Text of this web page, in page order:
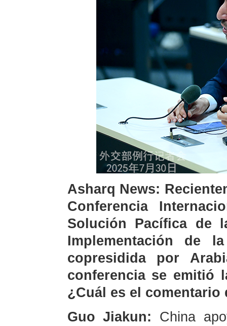
Asharq News:
Conferencia
Solución Pacífica de
Implementación de
copresidida por
conferencia se emitió
¿Cuál es el comentario
Guo Jiakun: China